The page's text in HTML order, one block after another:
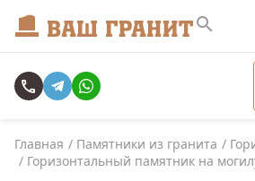
Главная Памятники из гранита
Горизонтальный памятник на